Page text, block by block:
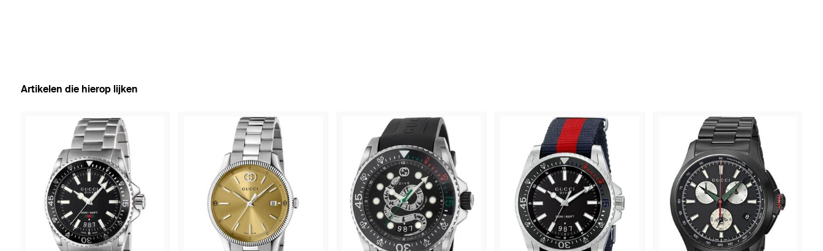
Artikelen die hierop lijken